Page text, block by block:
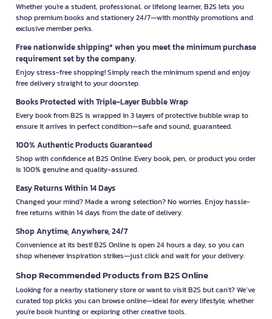
Whether you're a student, professional, or lifelong learner, B2S lets you
shop premium books and stationery 24/7—with monthly promotions and
exclusive member perks.
Free nationwide shipping* when you meet the minimum purchase
requirement set by the company.
Enjoy stress-free shopping! Simply reach the minimum spend and enjoy
free delivery straight to your doorstep.
Books Protected with Triple-Layer Bubble Wrap
Every book from B2S is wrapped in 3 layers of protective bubble wrap to
ensure it arrives in perfect condition—safe and sound, guaranteed.
100% Authentic Products Guaranteed
Shop with confidence at B2S Online. Every book, pen, or product you order
is 100% genuine and quality-assured.
Easy Returns Within 14 Days
Changed your mind? Made a wrong selection? No worries. Enjoy hassle-
free returns within 14 days from the date of delivery.
Shop Anytime, Anywhere, 24/7
Convenience at its best! B2S Online is open 24 hours a day, so you can
shop whenever inspiration strikes—just click and wait for your delivery.
Shop Recommended Products from B2S Online
Looking for a nearby stationery store or want to visit B2S but can't? We’ve
curated top picks you can browse online—ideal for every lifestyle, whether
you're book hunting or exploring other creative tools.